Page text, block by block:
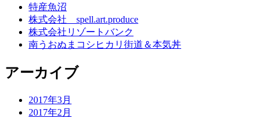
特産魚沼
株式会社 spell.art.produce
株式会社リゾートバンク
南うおぬまコシヒカリ街道＆本気丼
アーカイブ
2017年3月
2017年2月